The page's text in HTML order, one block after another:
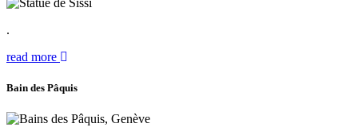
.
read more
Bain des Pâquis